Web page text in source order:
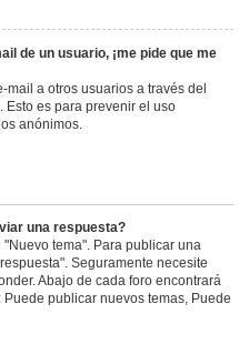
de un usuario, ¡me pide que me
a otros usuarios a través del
es para prevenir el uso
anónimos.
una respuesta?
tema". Para publicar una
Seguramente necesite
Abajo de cada foro encontrará
publicar nuevos temas, Puede